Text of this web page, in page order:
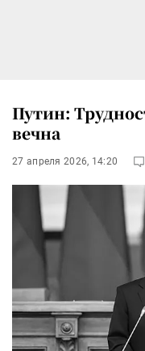
Путин:
вечна
27 апреля 2026, 14:20